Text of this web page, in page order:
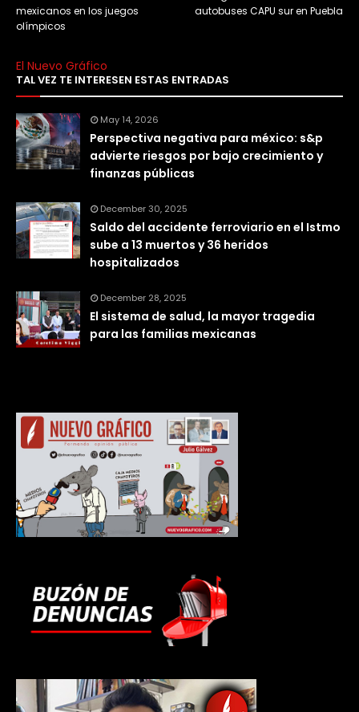
autobuses CAPU sur en Puebla
mexicanos en los juegos
olímpicos
El Nuevo Gráfico
TAL VEZ TE INTERESEN ESTAS ENTRADAS
May 14, 2026
Perspectiva negativa para méxico: s&p
advierte riesgos por bajo crecimiento y
finanzas públicas
December 30, 2025
Saldo del accidente ferroviario en el Istmo
sube a 13 muertos y 36 heridos
hospitalizados
December 28, 2025
El sistema de salud, la mayor tragedia
para las familias mexicanas